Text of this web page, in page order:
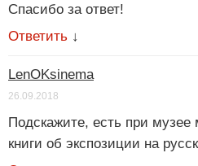
Спасибо за ответ!
Ответить ↓
LenOKsinema
26.09.2018
Подскажите, есть при музее
книги об экспозиции на